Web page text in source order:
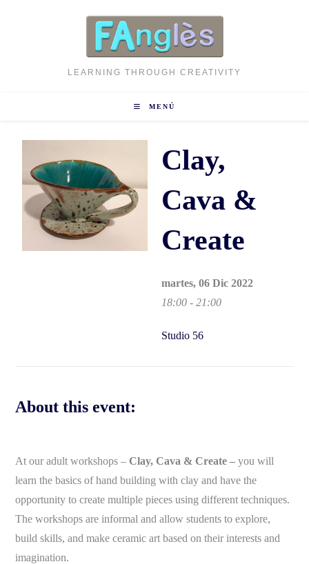
LEARNING THROUGH CREATIVITY
MENÚ
Clay,
Cava &
Create
martes, 06 Dic 2022
18:00 - 21:00
Studio 56
About this event:
At our adult workshops –Clay, Cava & Create – you will
learn the basics of hand building with clay and have the
opportunity to create multiple pieces using different techniques.
The workshops are informal and allow students to explore,
build skills, and make ceramic art based on their interests and
imagination.